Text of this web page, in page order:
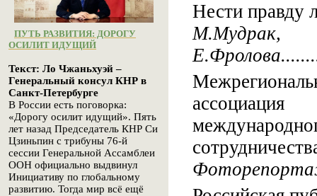
ПУТЬ РАЗВИТИЯ: ДОРОГУ
ОСИЛИТ ИДУЩИЙ
Текст: Ло Чжаньхуэй –
Генеральный консул КНР в
Санкт-Петербурге
В России есть поговорка:
«Дорогу осилит идущий». Пять
лет назад Председатель КНР Си
Цзиньпин с трибуны 76-й
сессии Генеральной Ассамблеи
ООН официально выдвинул
Инициативу по глобальному
развитию. Тогда мир всё ещё
Нести правду
М.Мудрак,
ассоциация